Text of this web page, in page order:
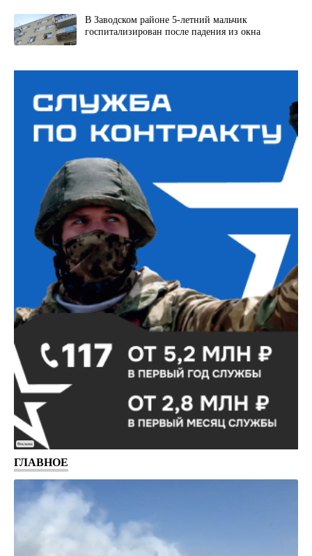
В Заводском районе 5-летний мальчик
госпитализирован после падения из окна
Реклама
ГЛАВНОЕ